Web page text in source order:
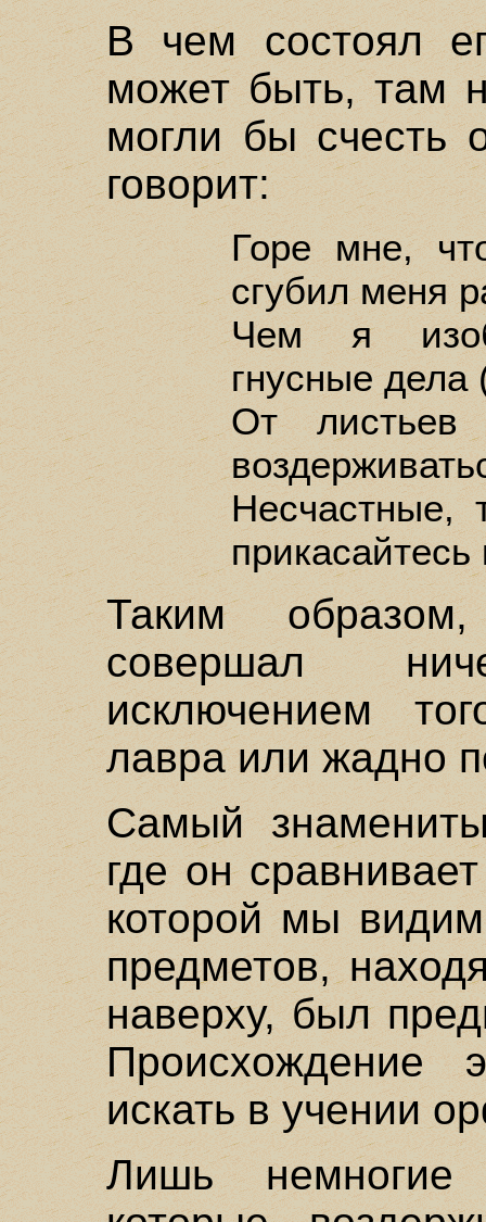
В чем состоял
может быть, там
могли бы счесть
говорит:
Горе мне,
сгубил меня
Чем я
гнусные
От листьев
Несчастные,
Таким
совершал
исключением
лавра или жадно
Самый
где он
которой мы
предметов,
наверху, был
Происхождение
искать в учении
Лишь